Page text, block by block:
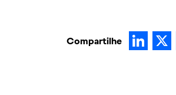
Compartilhe